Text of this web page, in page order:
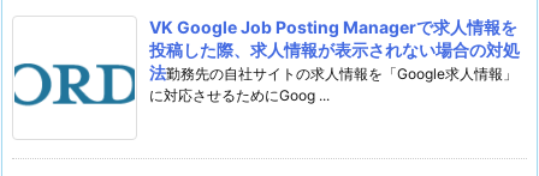
VK Google Job Posting Managerで求人情報を
投稿した際、求人情報が表示されない場合の対処
法勤務先の自社サイトの求人情報を「Google求人情報」
に対応させるためにGoog ...